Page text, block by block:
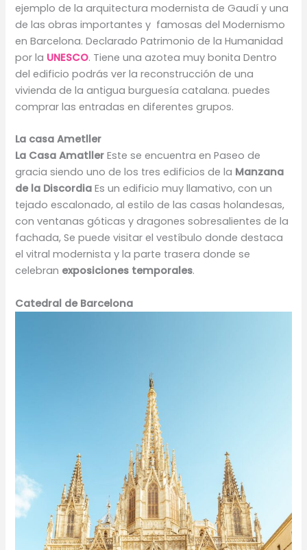
ejemplo de la arquitectura modernista de Gaudí y una
de las obras importantes y famosas del Modernismo
en Barcelona. Declarado Patrimonio de la Humanidad
por la UNESCO. Tiene una azotea muy bonita Dentro
del edificio podrás ver la reconstrucción de una
vivienda de la antigua burguesía catalana. puedes
comprar las entradas en diferentes grupos.
La casa Ametller
La Casa Amatller Este se encuentra en Paseo de
gracia siendo uno de los tres edificios de la Manzana
de la Discordia Es un edificio muy llamativo, con un
tejado escalonado, al estilo de las casas holandesas,
con ventanas góticas y dragones sobresalientes de la
fachada, Se puede visitar el vestíbulo donde destaca
el vitral modernista y la parte trasera donde se
celebran exposiciones temporales.
Catedral de Barcelona